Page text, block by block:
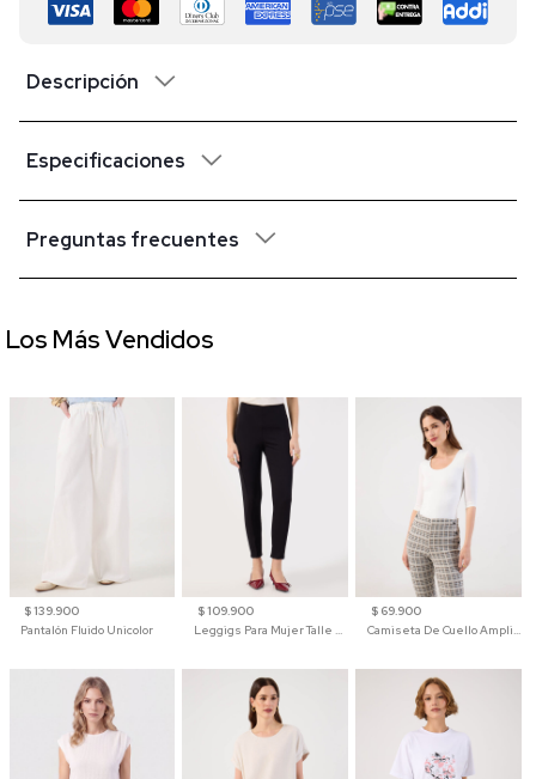
Descripción
Especificaciones
Preguntas frecuentes
$ 139.900
Pantalón Fluido Unicolor
$ 109.900
$ 69.900
Los Más Vendidos